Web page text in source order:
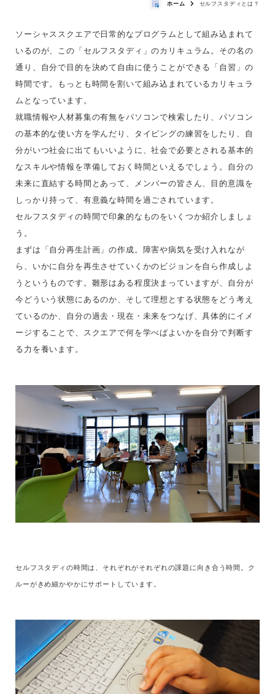
ホーム セルフスタディとは？
ソーシャススクエアで日常的なプログラムとして組み込まれて
いるのが、この「セルフスタディ」のカリキュラム。その名の
通り、自分で目的を決めて自由に使うことができる「自習」の
時間です。もっとも時間を割いて組み込まれているカリキュラ
ムとなっています。
就職情報や人材募集の有無をパソコンで検索したり、パソコン
の基本的な使い方を学んだり、タイピングの練習をしたり、自
分がいつ社会に出てもいいように、社会で必要とされる基本的
なスキルや情報を準備しておく時間といえるでしょう。自分の
未来に直結する時間とあって、メンバーの皆さん、目的意識を
しっかり持って、有意義な時間を過ごされています。
セルフスタディの時間で印象的なものをいくつか紹介しましょ
う。
まずは「自分再生計画」の作成。障害や病気を受け入れなが
ら、いかに自分を再生させていくかのビジョンを自ら作成しよ
うというものです。雛形はある程度決まっていますが、自分が
今どういう状態にあるのか、そして理想とする状態をどう考え
ているのか、自分の過去・現在・未来をつなげ、具体的にイメ
ージすることで、スクエアで何を学べばよいかを自分で判断す
る力を養います。
セルフスタディの時間は、それぞれがそれぞれの課題に向き合う時間。ク
ルーがきめ細かやかにサポートしています。